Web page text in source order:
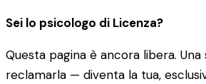
Sei lo psicologo di Licenza?
Questa pagina è ancora libera.
reclamarla — diventa la tua,